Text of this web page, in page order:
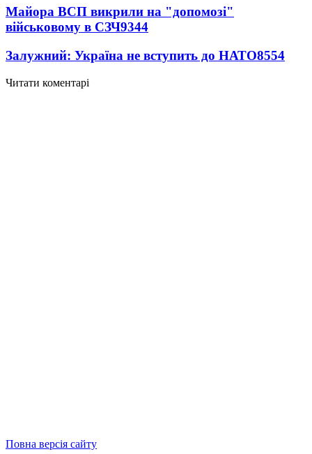
Майора ВСП викрили на "допомозі"
військовому в СЗЧ9344
Залужний: Україна не вступить до НАТО8554
Читати коментарі
Повна версія сайту